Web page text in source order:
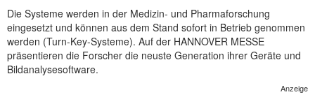
Die Systeme werden in der Medizin- und Pharmaforschung
eingesetzt und können aus dem Stand sofort in Betrieb genommen
werden (Turn-Key-Systeme). Auf der HANNOVER MESSE
präsentieren die Forscher die neuste Generation ihrer Geräte und
Bildanalysesoftware.
Anzeige